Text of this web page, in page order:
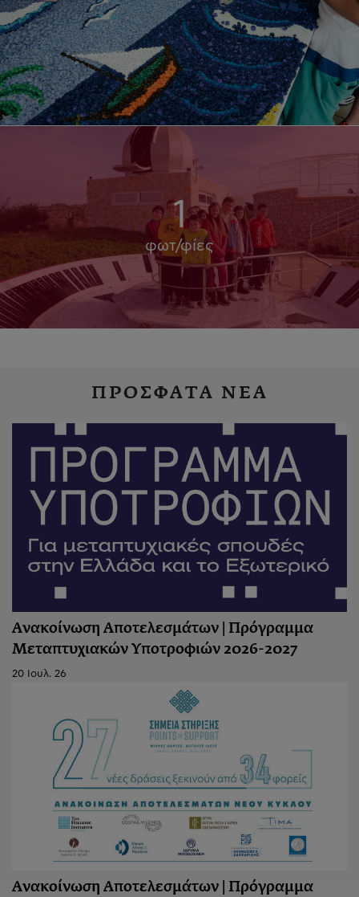
1
φωτ/φίες
ΠΡΟΣΦΑΤΑ ΝΕΑ
Ανακοίνωση Αποτελεσμάτων | Πρόγραμμα
Μεταπτυχιακών Υποτροφιών 2026-2027
20 Ιουλ. 26
Ανακοίνωση Aποτελεσμάτων | Πρόγραμμα